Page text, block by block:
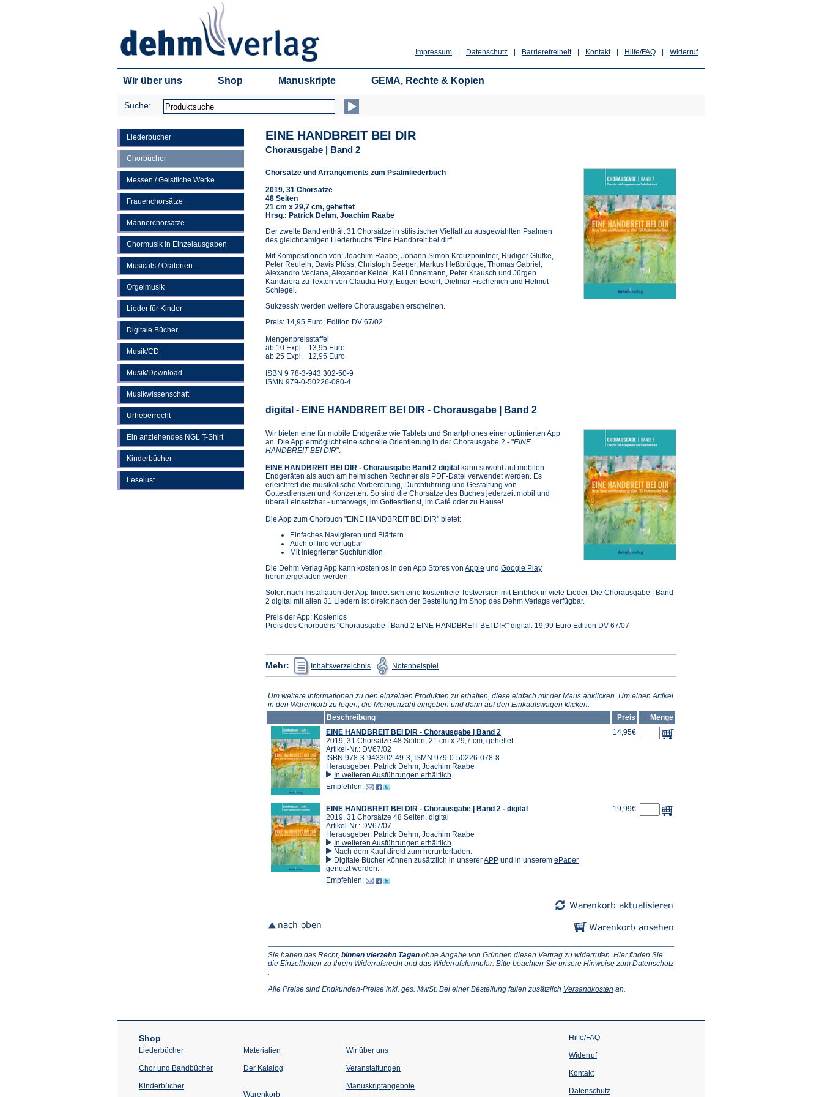
Widerruf
Hilfe/FAQ
Kontakt
Barrierefreiheit
Datenschutz
Impressum
Wir über uns Shop Manuskripte GEMA, Rechte & Kopien
Suche:
Liederbücher
Chorbücher
Messen / Geistliche Werke
Frauenchorsätze
Männerchorsätze
Chormusik in Einzelausgaben
Musicals / Oratorien
Orgelmusik
Lieder für Kinder
Digitale Bücher
Musik/CD
Musik/Download
Musikwissenschaft
Urheberrecht
Ein anziehendes NGL T-Shirt
Kinderbücher
Leselust
EINE HANDBREIT BEI DIR
Chorausgabe | Band 2
Chorsätze und Arrangements zum Psalmliederbuch
2019, 31 Chorsätze
48 Seiten
21 cm x 29,7 cm, geheftet
Hrsg.: Patrick Dehm, Joachim Raabe
Der zweite Band enthält 31 Chorsätze in stilistischer Vielfalt zu ausgewählten Psalmen
des gleichnamigen Liederbuchs "Eine Handbreit bei dir".
Mit Kompositionen von: Joachim Raabe, Johann Simon Kreuzpointner, Rüdiger Glufke,
Peter Reulein, Davis Plüss, Christoph Seeger, Markus Heßbrügge, Thomas Gabriel,
Alexandro Veciana, Alexander Keidel, Kai Lünnemann, Peter Krausch und Jürgen
Kandziora zu Texten von Claudia Höly, Eugen Eckert, Dietmar Fischenich und Helmut
Schlegel.
Sukzessiv werden weitere Chorausgaben erscheinen.
Preis: 14,95 Euro, Edition DV 67/02
Mengenpreisstaffel
ab 10 Expl. 13,95 Euro
ab 25 Expl. 12,95 Euro
ISBN 9 78-3-943 302-50-9
ISMN 979-0-50226-080-4
digital - EINE HANDBREIT BEI DIR - Chorausgabe | Band 2
Wir bieten eine für mobile Endgeräte wie Tablets und Smartphones einer optimierten App
an. Die App ermöglicht eine schnelle Orientierung in der Chorausgabe 2 - "EINE
HANDBREIT BEI DIR".
EINE HANDBREIT BEI DIR - Chorausgabe Band 2 digital kann sowohl auf mobilen
Endgeräten als auch am heimischen Rechner als PDF-Datei verwendet werden. Es
erleichtert die musikalische Vorbereitung, Durchführung und Gestaltung von
Gottesdiensten und Konzerten. So sind die Chorsätze des Buches jederzeit mobil und
überall einsetzbar - unterwegs, im Gottesdienst, im Café oder zu Hause!
Die App zum Chorbuch "EINE HANDBREIT BEI DIR" bietet:
Einfaches Navigieren und Blättern
Auch offline verfügbar
Mit integrierter Suchfunktion
Die Dehm Verlag App kann kostenlos in den App Stores von Apple (Öffnet
neuen
Tab)
und Google Play(Öffnet
neuen
Tab)
heruntergeladen werden.
Sofort nach Installation der App findet sich eine kostenfreie Testversion mit Einblick in viele Lieder. Die Chorausgabe | Band
2 digital mit allen 31 Liedern ist direkt nach der Bestellung im Shop des Dehm Verlags verfügbar.
Preis der App: Kostenlos
Preis des Chorbuchs "Chorausgabe | Band 2 EINE HANDBREIT BEI DIR" digital: 19,99 Euro Edition DV 67/07
Mehr: Inhaltsverzeichnis
(Öffnet
in
einem
Tab)
Notenbeispiel in
einem
Tab)
Um weitere Informationen zu den einzelnen Produkten zu erhalten, diese einfach mit der Maus anklicken. Um einen Artikel
in den Warenkorb zu legen, die Mengenzahl eingeben und dann auf den Einkaufswagen klicken.
Beschreibung
Preis
Menge
EINE HANDBREIT BEI DIR - Chorausgabe | Band 2
2019, 31 Chorsätze 48 Seiten, 21 cm x 29,7 cm, geheftet
Artikel-Nr.: DV67/02
ISBN 978-3-943302-49-3, ISMN 979-0-50226-078-8
Herausgeber: Patrick Dehm, Joachim Raabe
In weiteren Ausführungen erhältlich
Empfehlen:
14,95€
EINE HANDBREIT BEI DIR - Chorausgabe | Band 2 - digital
2019, 31 Chorsätze 48 Seiten, digital
Artikel-Nr.: DV67/07
Herausgeber: Patrick Dehm, Joachim Raabe
In weiteren Ausführungen erhältlich
Nach dem Kauf direkt zum herunterladen
in
.
Digitale Bücher können zusätzlich in unsererAPP(Öffnet
und in unserem ePaper(Öffnet
genutzt werden.
Empfehlen:
19,99€
Sie haben das Recht, binnen vierzehn Tagen ohne Angabe von Gründen diesen Vertrag zu widerrufen. Hier finden Sie
die Einzelheiten zu Ihrem Widerrufsrecht(Öffnet
neuen
und das Widerrufsformular(Öffnet
neuen
. Bitte beachten Sie unsere Hinweise zum Datenschutz
einem
.
Alle Preise sind Endkunden-Preise inkl. ges. MwSt. Bei einer Bestellung fallen zusätzlich Versandkosten (Öffnet
Tab)
an.
Shop
Liederbücher
Chor und Bandbücher
Kinderbücher
Materialien
Der Katalog
Warenkorb
Wir über uns
Veranstaltungen
einem
Manuskriptangebote
Hilfe/FAQ
Widerruf
Kontakt
Datenschutz